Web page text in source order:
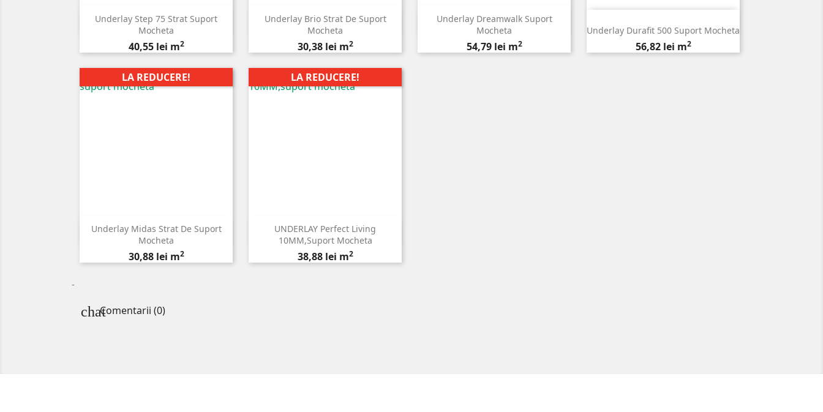
Underlay Step 75 Strat Suport
Mocheta
Pret
40,55 lei m2
 Vizualizare rapida
Underlay Brio Strat De Suport
Mocheta
Pret
30,38 lei m2
 Vizualizare rapida
Underlay Dreamwalk Suport
Mocheta
Pret
54,79 lei m2
 Vizualizare rapida
Underlay Durafit 500 Suport Mocheta
Pret
56,82 lei m2
Underlay Midas Strat De Suport
Mocheta
Pret
30,88 lei m2
LA REDUCERE!
 Vizualizare rapida
UNDERLAY Perfect Living
10MM,suport Mocheta
Pret
38,88 lei m2
LA REDUCERE!
 Vizualizare rapida
-
Comentarii (0)